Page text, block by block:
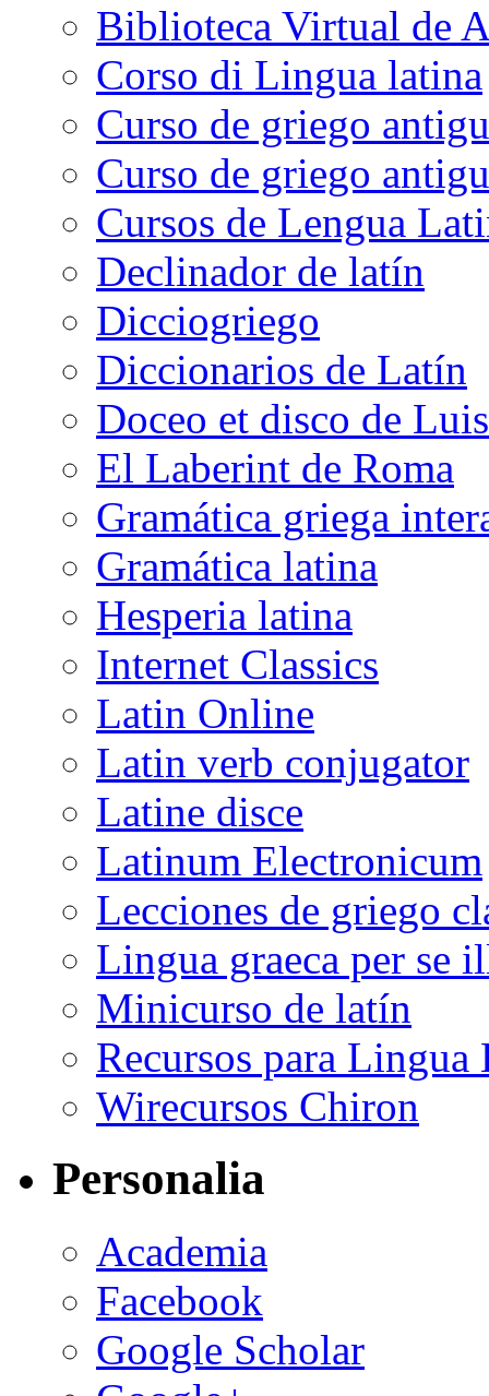
Biblioteca Virtual de
Corso di Lingua latina
Curso de griego
Curso de griego
Cursos de Lengua
Declinador de latín
Dicciogriego
Diccionarios de Latín
Doceo et disco de
El Laberint de Roma
Gramática griega
Gramática latina
Hesperia latina
Internet Classics
Latin Online
Latin verb conjugator
Latine disce
Latinum Electronicum
Lecciones de griego
Lingua graeca per se
Minicurso de latín
Recursos para
Wirecursos Chiron
Personalia
Academia
Facebook
Google Scholar